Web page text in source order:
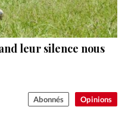
Opinions
leur silence nous
Abonnés